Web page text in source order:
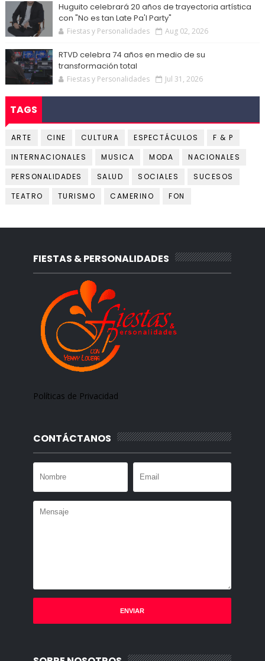
Huguito celebrará 20 años de trayectoria artística
con "No es tan Late Pa'l Party"
Fiestas y Personalidades Aug 02, 2026
RTVD celebra 74 años en medio de su
transformación total
Fiestas y Personalidades Jul 31, 2026
TAGS
ARTE CINE CULTURA ESPECTÁCULOS
F & P
INTERNACIONALES
MUSICA MODA
NACIONALES
PERSONALIDADES
SALUD SOCIALES
SUCESOS
TEATRO
TURISMO CAMERINO FON
FIESTAS & PERSONALIDADES
Políticas de Privacidad
CONTÁCTANOS